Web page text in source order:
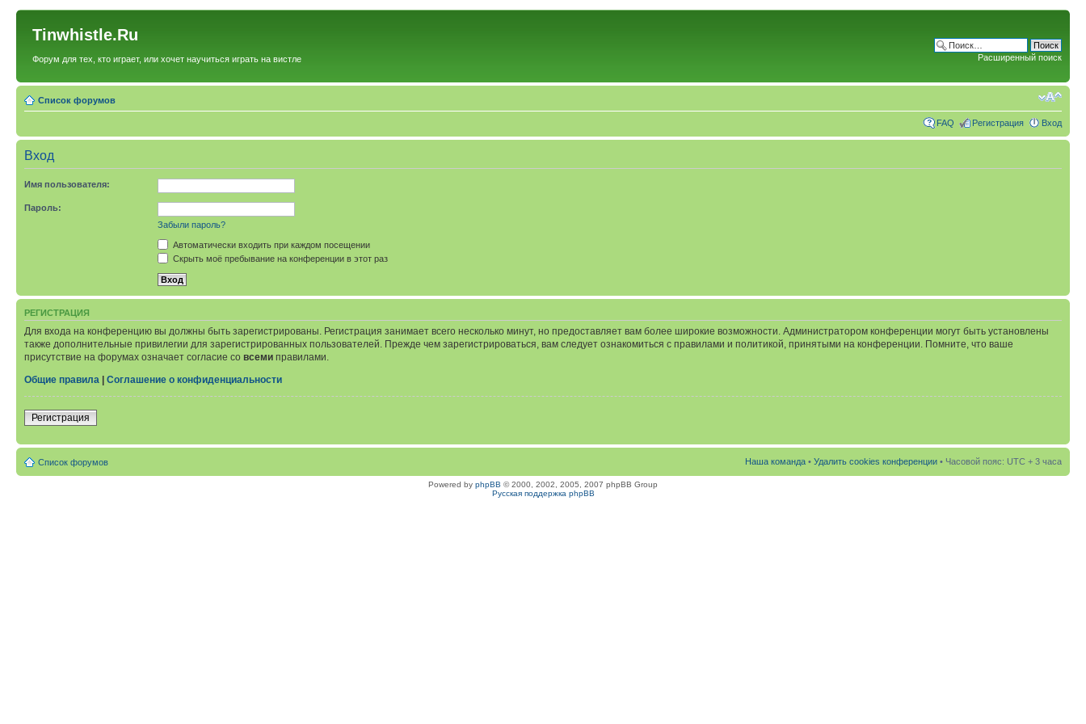
Tinwhistle.Ru
Форум для тех, кто играет, или хочет научиться играть на вистле Расширенный поиск
Список форумов
FAQ Регистрация Вход
Вход
Имя пользователя:
Пароль:
Забыли пароль?
Автоматически входить при каждом посещении
Скрыть моё пребывание на конференции в этот раз
РЕГИСТРАЦИЯ
Для входа на конференцию вы должны быть зарегистрированы. Регистрация занимает всего несколько минут, но предоставляет вам более широкие возможности. Администратором конференции могут быть установлены
также дополнительные привилегии для зарегистрированных пользователей. Прежде чем зарегистрироваться, вам следует ознакомиться с правилами и политикой, принятыми на конференции. Помните, что ваше
присутствие на форумах означает согласие со всеми правилами.
Общие правила
Соглашение о конфиденциальности
Регистрация
Список форумов Наша команда • Удалить cookies конференции • Часовой пояс: UTC + 3 часа
Powered by phpBB © 2000, 2002, 2005, 2007 phpBB Group
Русская поддержка phpBB